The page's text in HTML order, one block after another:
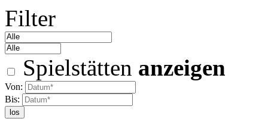
Filter
Spielstätten anzeigen
Von:
Bis:
los